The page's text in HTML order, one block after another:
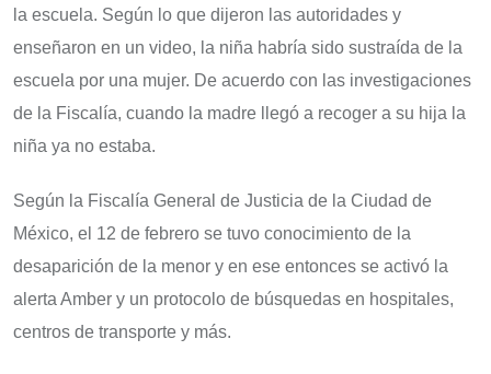
la escuela. Según lo que dijeron las autoridades y
enseñaron en un video, la niña habría sido sustraída de la
escuela por una mujer. De acuerdo con las investigaciones
de la Fiscalía, cuando la madre llegó a recoger a su hija la
niña ya no estaba.
Según la Fiscalía General de Justicia de la Ciudad de
México, el 12 de febrero se tuvo conocimiento de la
desaparición de la menor y en ese entonces se activó la
alerta Amber y un protocolo de búsquedas en hospitales,
centros de transporte y más.